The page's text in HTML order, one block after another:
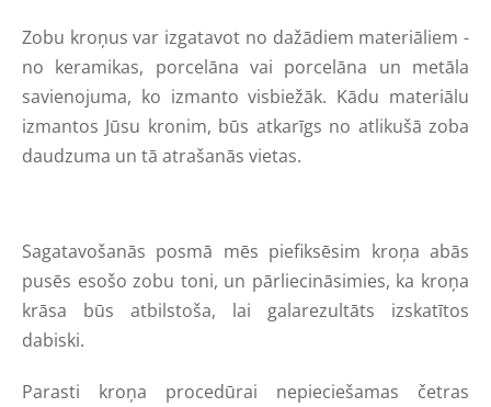
Zobu kroņus var izgatavot no dažādiem materiāliem -
no keramikas, porcelāna vai porcelāna un metāla
savienojuma, ko izmanto visbiežāk. Kādu materiālu
izmantos Jūsu kronim, būs atkarīgs no atlikušā zoba
daudzuma un tā atrašanās vietas.
Sagatavošanās posmā mēs piefiksēsim kroņa abās
pusēs esošo zobu toni, un pārliecināsimies, ka kroņa
krāsa būs atbilstoša, lai galarezultāts izskatītos
dabiski.
Parasti kroņa procedūrai nepieciešamas četras